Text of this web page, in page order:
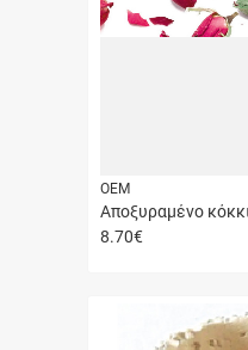
ΟΕΜ
Αποξυραμένο
8.70€